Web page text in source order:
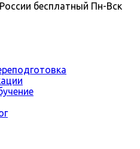
бесплатный Пн-Вск